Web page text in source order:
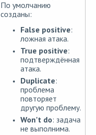
По умолчанию
созданы:
False positive:
ложная атака.
True positive:
подтверждённая
атака.
Duplicate:
проблема
повторяет
другую проблему.
Won’t do: задача
не выполнима.